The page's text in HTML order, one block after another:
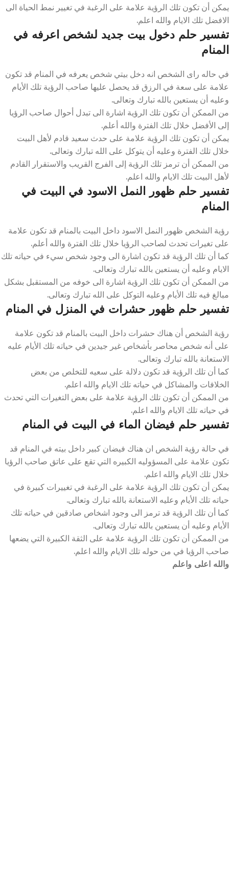
يمكن أن تكون تلك الرؤية علامة على الرغبة في تغيير نمط الحياة الى
الافضل تلك الايام والله اعلم.
تفسير حلم دخول بيت جديد لشخص اعرفه في
المنام
في حاله راى الشخص انه دخل بيتي شخص يعرفه في المنام قد تكون
علامة على سعة في الرزق قد يحصل عليها صاحب الرؤية تلك الأيام
وعليه أن يستعين بالله تبارك وتعالى.
من الممكن أن تكون تلك الرؤية اشارة الى تبدل أحوال صاحب الرؤيا
إلى الأفضل خلال تلك الفترة والله أعلم.
يمكن أن تكون تلك الرؤية علامة على حدث سعيد قادم لأهل البيت
خلال تلك الفترة وعليه أن يتوكل على الله تبارك وتعالى.
من الممكن أن ترمز تلك الرؤية إلى الفرج القريب والاستقرار القادم
لأهل البيت تلك الايام والله اعلم.
تفسير حلم ظهور النمل الاسود في البيت في
المنام
رؤية الشخص ظهور النمل الاسود داخل البيت بالمنام قد تكون علامة
على تغيرات تحدث لصاحب الرؤيا خلال تلك الفترة والله أعلم.
كما أن تلك الرؤية قد تكون اشارة الى وجود شخص سيء في حياته تلك
الايام وعليه أن يستعين بالله تبارك وتعالى.
من الممكن أن تكون تلك الرؤية اشارة الى خوفه من المستقبل بشكل
مبالغ فيه تلك الأيام وعليه التوكل على الله تبارك وتعالى.
تفسير حلم ظهور حشرات في المنزل في المنام
رؤية الشخص أن هناك حشرات داخل البيت بالمنام قد تكون علامة
على أنه شخص محاصر بأشخاص غير جيدين في حياته تلك الأيام عليه
الاستعانة بالله تبارك وتعالى.
كما أن تلك الرؤية قد تكون دلالة على سعيه للتخلص من بعض
الخلافات والمشاكل في حياته تلك الايام والله اعلم.
من الممكن أن تكون تلك الرؤية علامة على بعض التغيرات التي تحدث
في حياته تلك الايام والله اعلم.
تفسير حلم فيضان الماء في البيت في المنام
في حالة رؤية الشخص ان هناك فيضان كبير داخل بيته في المنام قد
تكون علامة على المسؤوليه الكبيره التي تقع على عاتق صاحب الرؤيا
خلال تلك الايام والله اعلم.
يمكن أن تكون تلك الرؤية علامة على الرغبة في تغييرات كبيرة في
حياته تلك الأيام وعليه الاستعانة بالله تبارك وتعالى.
كما أن تلك الرؤية قد ترمز الى وجود اشخاص صادقين في حياته تلك
الأيام وعليه أن يستعين بالله تبارك وتعالى.
من الممكن أن تكون تلك الرؤية علامة على الثقة الكبيرة التي يضعها
صاحب الرؤيا في من حوله تلك الايام والله اعلم.
والله اعلى واعلم